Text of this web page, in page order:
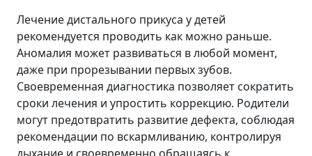
Лечение дистального прикуса у детей
рекомендуется проводить как можно раньше.
Аномалия может развиваться в любой момент,
даже при прорезывании первых зубов.
Своевременная диагностика позволяет сократить
сроки лечения и упростить коррекцию. Родители
могут предотвратить развитие дефекта, соблюдая
рекомендации по вскармливанию, контролируя